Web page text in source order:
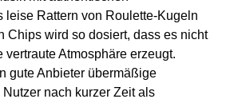
leise Rattern von Roulette-Kugeln
Chips wird so dosiert, dass es nicht
vertraute Atmosphäre erzeugt.
gute Anbieter übermäßige
nach kurzer Zeit als